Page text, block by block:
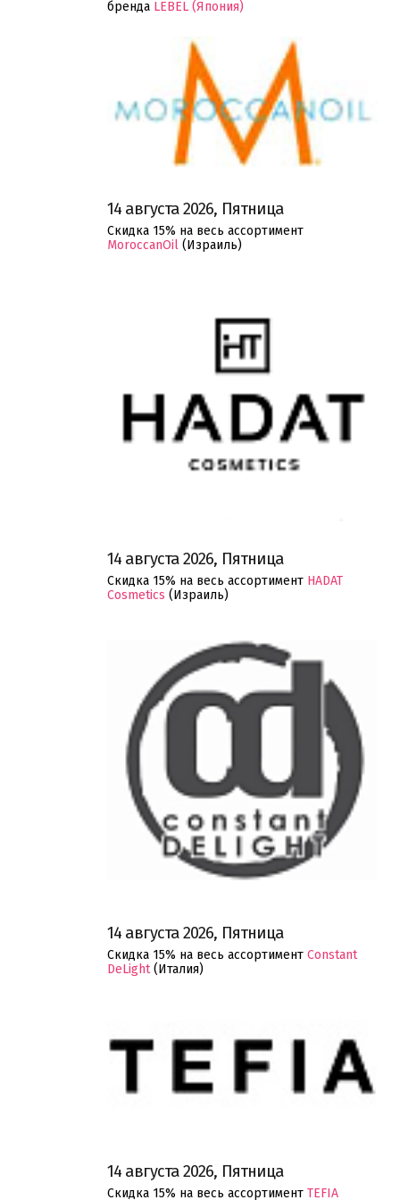
бренда LEBEL (Япония)
14 августа 2026, Пятница
Скидка 15% на весь ассортимент
MoroccanOil (Израиль)
14 августа 2026, Пятница
Скидка 15% на весь ассортимент HADAT
Cosmetics (Израиль)
14 августа 2026, Пятница
Скидка 15% на весь ассортимент Constant
DeLight(Италия)
14 августа 2026, Пятница
Скидка 15% на весь ассортимент TEFIA